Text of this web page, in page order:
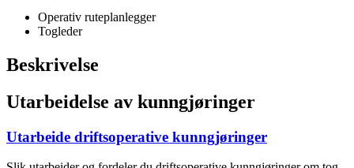
Operativ ruteplanlegger
Togleder
Beskrivelse
Utarbeidelse av kunngjøringer
Utarbeide driftsoperative kunngjøringer